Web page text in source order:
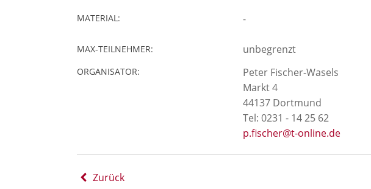
MATERIAL: -
MAX-TEILNEHMER: unbegrenzt
ORGANISATOR:
Peter Fischer-Wasels
Markt 4
44137 Dortmund
Tel: 0231 - 14 25 62
p.fischer@t-online.de
Zurück